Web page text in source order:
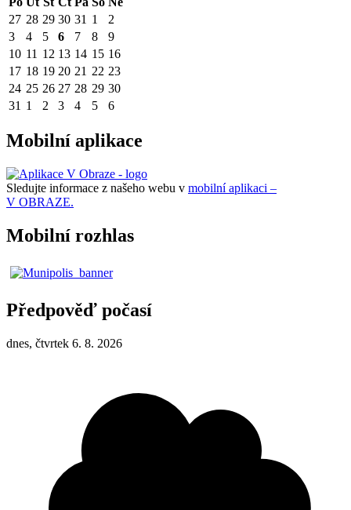
27 28 29 30 31 1
2
3
4 5 6 7 8
9
10 11 12 13 14 15 16
17 18 19 20 21 22 23
24 25 26 27 28 29 30
31 1 2 3 4 5 6
Mobilní aplikace
Sledujte informace z našeho webu v mobilní aplikaci –
V OBRAZE.
Mobilní rozhlas
Předpověď počasí
dnes, čtvrtek 6. 8. 2026